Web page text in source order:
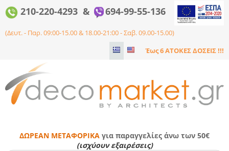
210-220-4293 & 694-99-55-136
(Δευτ. - Παρ. 09:00-15.00 & 18.00-21:00 - Σαβ. 09.00-15.00)
Έως 6 ΑΤΟΚΕΣ ΔΟΣΕΙΣ !!!
ΔΩΡΕΑΝ ΜΕΤΑΦΟΡΙΚΑ για παραγγελίες άνω των 50€
(ισχύουν εξαιρέσεις)